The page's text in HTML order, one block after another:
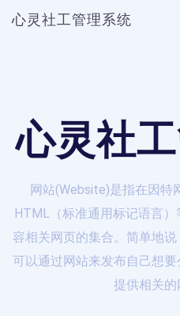
心灵社工管理系统
心灵社
网站(Website)是指在因特
HTML（标准通用标记语言
容相关网页的集合。简单地
可以通过网站来发布自己想
提供相关的